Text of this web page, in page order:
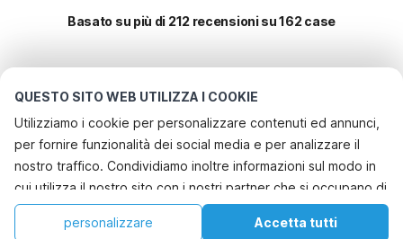
QUESTO SITO WEB UTILIZZA I COOKIE
Utilizziamo i cookie per personalizzare contenuti ed annunci,
per fornire funzionalità dei social media e per analizzare il
nostro traffico. Condividiamo inoltre informazioni sul modo in
cui utilizza il nostro sito con i nostri partner che si occupano di
analisi dei dati web, pubblicità e social media, i quali
potrebbero combinarle con altre informazioni che ha fornito
Accetta tutti
personalizzare
Basato su più di 212 recensioni su 162 case
Le destinazioni più popolari per le
vacanze
Servizi più popolari per le vacanze in Varo
Casa vacanze a misura di bambino
Casa vacanze con piscina
Casa vacanze con giardino
Le migliori regioni con i migliori servizi per le vacanze
Casa vacanze a misura di bambino francia-meridionale
Città con i migliori servizi per le vacanze